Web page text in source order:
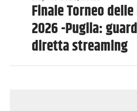
Finale Torneo
2026 -Puglia:
diretta streaming